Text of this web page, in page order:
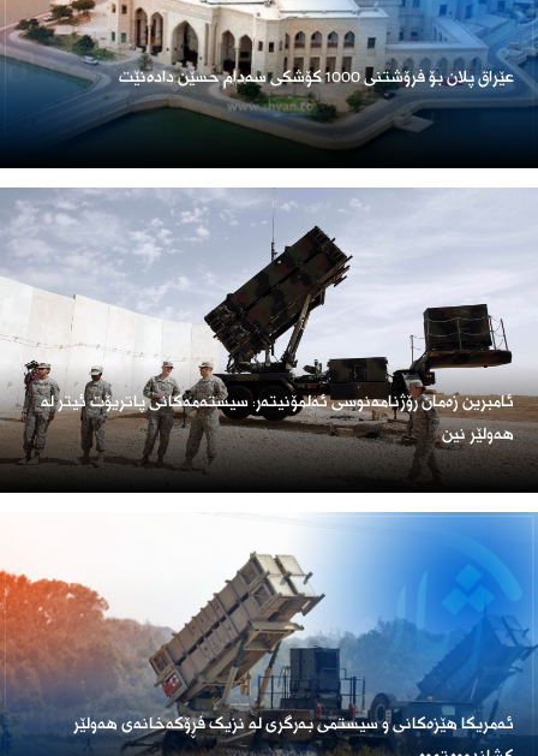
عێراق پلان بۆ فرۆشتنی 1000 کۆشکی سەدام حسێن دادەنێت
ئامبرین زەمان رۆژنامەنوسی ئەلمۆنیتەر: سیستەمەکانی پاتریۆت ئیتر لە
هەولێر نین
ئەمریكا هێزەكانی و سیستمی بەرگری لە نزیک فڕۆكەخانەی هەولێر